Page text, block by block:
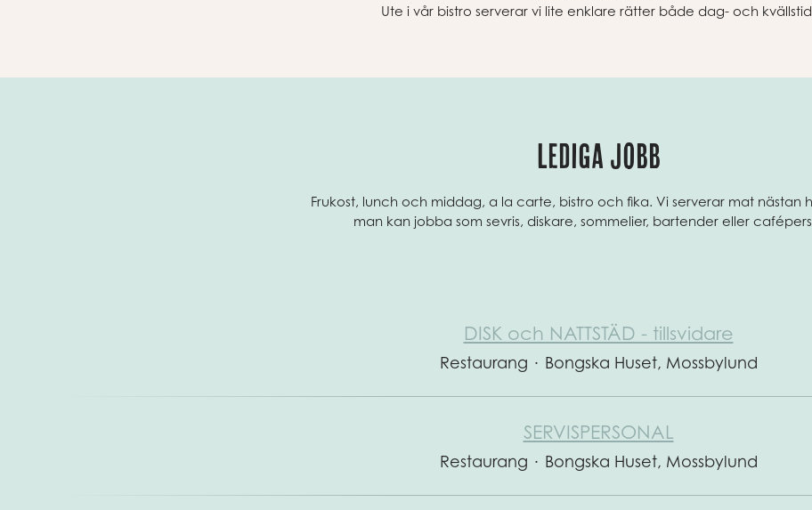
Ute i vår bistro serverar vi lite enklare rätter både dag- och
LEDIGA JOBB
Frukost, lunch och middag, a la carte, bistro och fika. Vi serverar mat nästan
man kan jobba som sevris, diskare, sommelier, bartender eller
DISK och NATTSTÄD - tillsvidare
Restaurang · Bongska Huset, Mossbylund
SERVISPERSONAL
Restaurang · Bongska Huset, Mossbylund